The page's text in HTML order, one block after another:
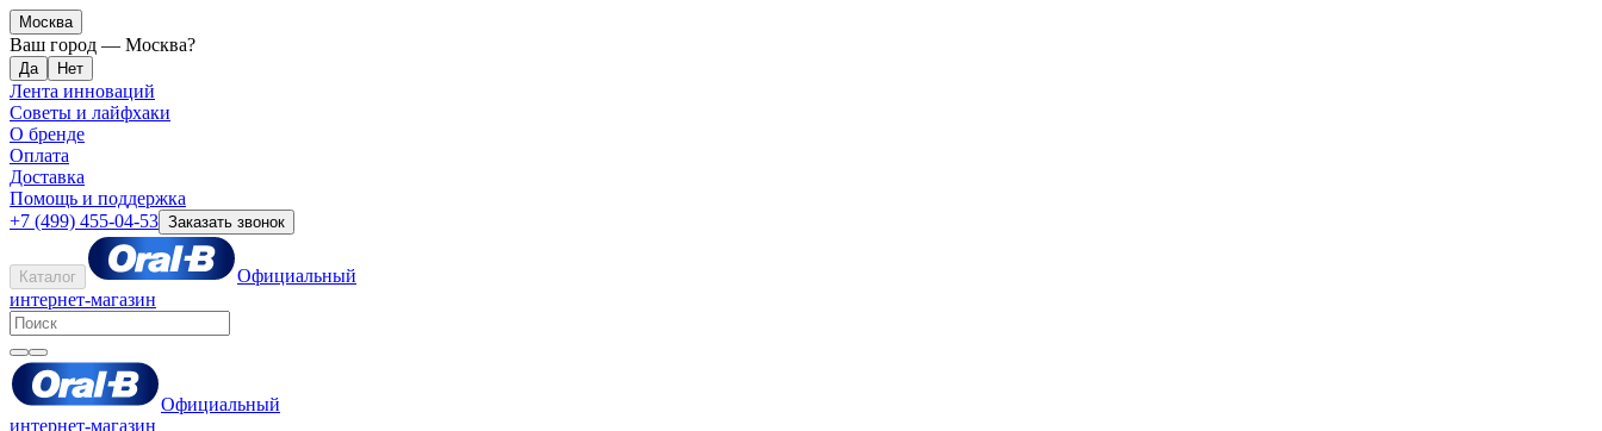
Москва
Ваш город — Москва?
Лента инноваций
Советы и лайфхаки
О бренде
Оплата
Доставка
Помощь и поддержка
+7 (499) 455-04-53 Заказать звонок
Каталог
Официальный
интернет-магазин
Официальный
интернет-магазин